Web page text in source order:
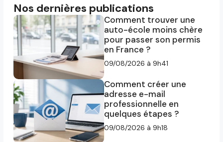
Nos dernières publications
Comment trouver une
auto-école moins chère
pour passer son permis
en France ?
09/08/2026 à 9h41
Comment créer une
adresse e-mail
professionnelle en
quelques étapes ?
09/08/2026 à 9h18